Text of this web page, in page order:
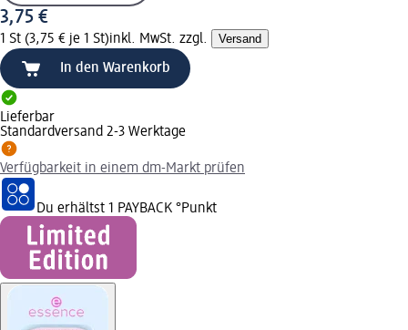
3,75 €
1 St (3,75 € je 1 St)inkl. MwSt. zzgl. Versand
In den Warenkorb
Lieferbar
Standardversand 2-3 Werktage
Verfügbarkeit in einem dm-Markt prüfen
Du erhältst 1 PAYBACK °Punkt